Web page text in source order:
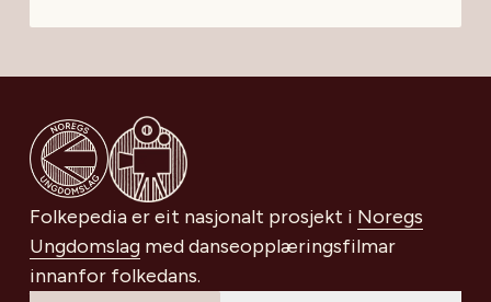
Gå til Noregs Ungdomslag
Folkepedia er eit nasjonalt prosjekt i Noregs
Ungdomslag med danseopplæringsfilmar
innanfor folkedans.